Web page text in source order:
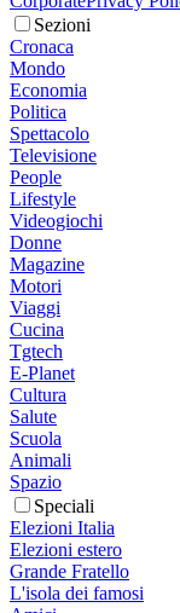
Sezioni
Cronaca
Mondo
Economia
Politica
Spettacolo
Televisione
People
Lifestyle
Videogiochi
Donne
Magazine
Motori
Viaggi
Cucina
Tgtech
E-Planet
Cultura
Salute
Scuola
Animali
Spazio
Speciali
Elezioni Italia
Elezioni estero
Grande Fratello
L'isola dei famosi